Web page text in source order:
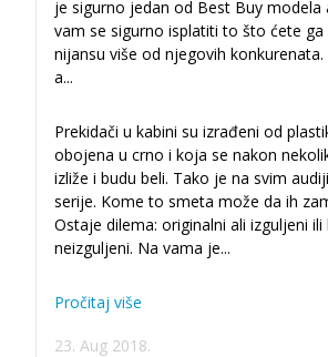
je sigurno jedan od Best Buy modela
vam se sigurno isplatiti to što ćete ga
nijansu više od njegovih
a...
Prekidači u kabini su izrađeni od
obojena u crno i koja se nakon
izliže i budu beli. Tako je na svim
serije. Kome to smeta može da ih
Ostaje dilema: originalni ali izguljeni ili
neizguljeni. Na vama je...
Pročitaj više
23. Aug 2018.